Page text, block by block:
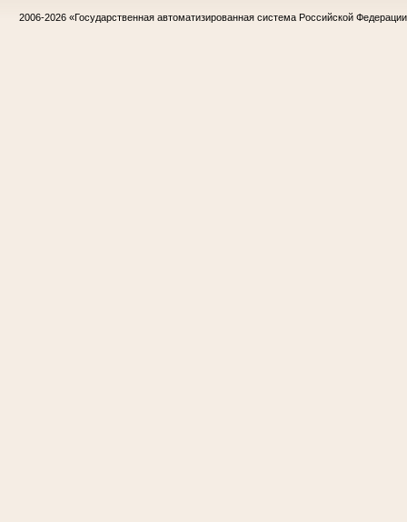
2006-2026 «Государственная автоматизированная система Российской